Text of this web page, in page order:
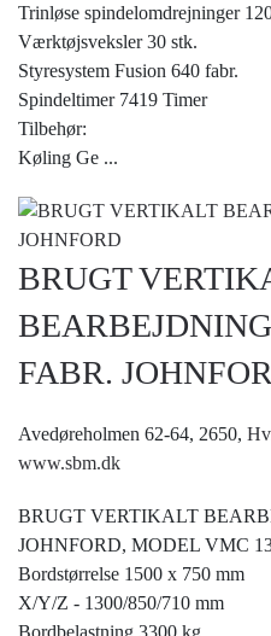
Trinløse spindelomdrejninger
Værktøjsveksler 30 stk.
Styresystem Fusion 640 fabr.
Spindeltimer 7419 Timer
Tilbehør:
Køling Ge ...
BRUGT
FABR.
Avedøreholmen 62-64, 2650,
www.sbm.dk
BRUGT VERTIKALT
JOHNFORD, MODEL VMC
Bordstørrelse 1500 x 750 mm
X/Y/Z - 1300/850/710 mm
Bordbelastning 3300 kg